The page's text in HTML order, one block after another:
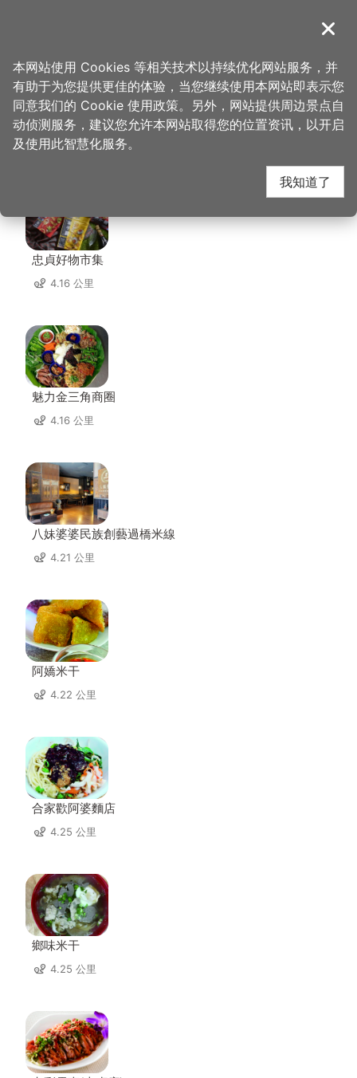
導覽
首页 > 想去的地方 > 住宿 > 宝山旅社
宝山旅社 周边店家
忠貞好物市集
4.16 公里
魅力金三角商圈
4.16 公里
八妹婆婆民族創藝過橋米線
4.21 公里
阿嬌米干
4.22 公里
合家歡阿婆麵店
4.25 公里
鄉味米干
4.25 公里
关闭
本网站使用 Cookies 等相关技术以持续优化网站服务，并
有助于为您提供更佳的体验，当您继续使用本网站即表示您
同意我们的 Cookie 使用政策。另外，网站提供周边景点自
动侦测服务，建议您允许本网站取得您的位置资讯，以开启
及使用此智慧化服务。
我知道了